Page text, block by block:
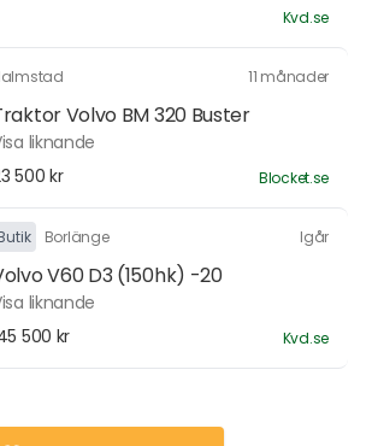
Kvd.se
11 månader
Volvo BM 320 Buster
liknande
500 kr
Blocket.se
Borlänge Igår
V60 D3 (150hk) -20
liknande
500 kr
Kvd.se